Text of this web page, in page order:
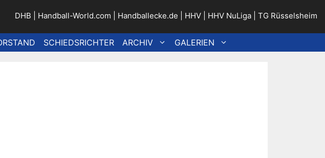
DHB Handball-World.com Handballecke.de HHV HHV NuLiga TG Rüsselsheim
SCHIEDSRICHTER ARCHIV GALERIEN